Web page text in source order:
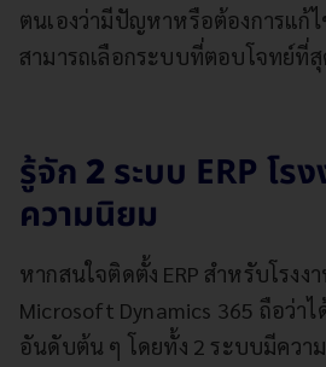
ตนเองว่ามีปัญหาหรือต้องการแก้
สามารถเลือกระบบที่ตอบโจทย์ที่สุ
รู้จัก 2 ระบบ ERP โร
ความนิยม
หากสนใจติดตั้ง ERP สำหรับโรงง
Microsoft Dynamics 365 ถือว่า
อันดับต้น ๆ โดยทั้ง 2 ระบบมีควา